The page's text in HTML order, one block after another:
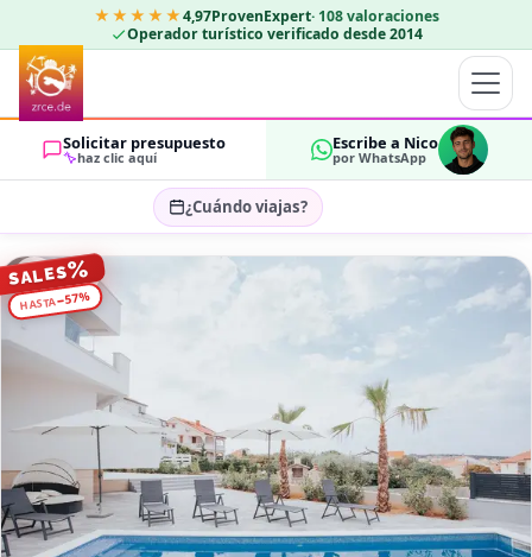
★★★★★4,97ProvenExpert· 108 valoraciones
Operador turístico verificado desde 2014
Solicitar presupuesto
haz clic aquí
Escribe a Nico
por WhatsApp
¿Cuándo viajas?
Seleccionar fechas…
HUÉSPEDES
SALES%
HASTA−57%